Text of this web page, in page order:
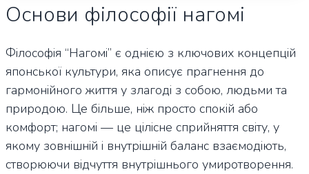
Основи філософії нагомі
Філософія “Нагомі” є однією з ключових концепцій
японської культури, яка описує прагнення до
гармонійного життя у злагоді з собою, людьми та
природою. Це більше, ніж просто спокій або
комфорт; нагомі — це цілісне сприйняття світу, у
якому зовнішній і внутрішній баланс взаємодіють,
створюючи відчуття внутрішнього умиротворення.